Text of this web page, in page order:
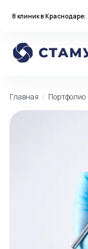
8 клиник в Краснодаре:
Главная Портфолио